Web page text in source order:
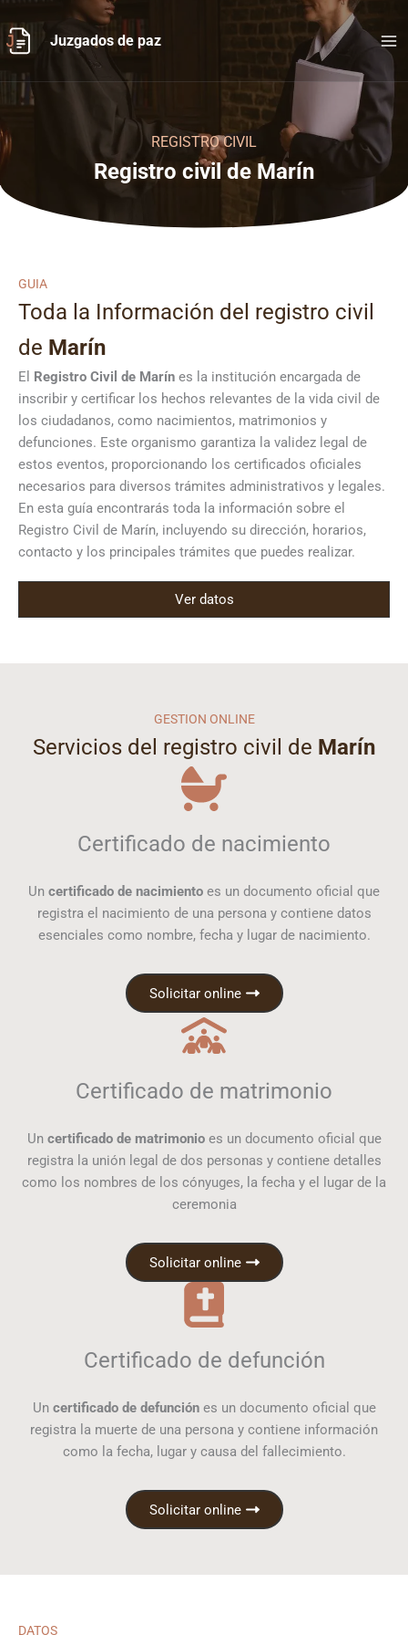
al
contenido
Juzgados de paz
REGISTRO CIVIL
Registro civil de Marín
GUIA
Toda la Información del registro civil
de Marín
El Registro Civil de Marín es la institución encargada de
inscribir y certificar los hechos relevantes de la vida civil de
los ciudadanos, como nacimientos, matrimonios y
defunciones. Este organismo garantiza la validez legal de
estos eventos, proporcionando los certificados oficiales
necesarios para diversos trámites administrativos y legales.
En esta guía encontrarás toda la información sobre el
Registro Civil de Marín, incluyendo su dirección, horarios,
contacto y los principales trámites que puedes realizar.
Ver datos
GESTION ONLINE
Servicios del registro civil de Marín
Certificado de nacimiento
Un certificado de nacimiento es un documento oficial que
registra el nacimiento de una persona y contiene datos
esenciales como nombre, fecha y lugar de nacimiento.
Solicitar online
Certificado de matrimonio
Un certificado de matrimonioes un documento oficial que
registra la unión legal de dos personas y contiene detalles
como los nombres de los cónyuges, la fecha y el lugar de la
ceremonia
Solicitar online
Certificado de defunción
Un certificado de defunciónes un documento oficial que
registra la muerte de una persona y contiene información
como la fecha, lugar y causa del fallecimiento.
Solicitar online
DATOS